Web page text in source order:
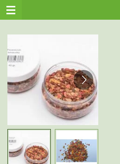
Ga
direct
hoofdinhoud